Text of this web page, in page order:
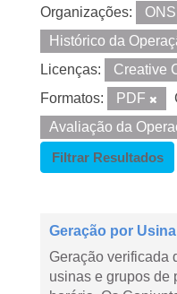
Organizações: ONS
Histórico da
Licenças:
Creative
Formatos:
PDF
Avaliação da
Filtrar Resultados
Geração por
Geração verificada
usinas e grupos de